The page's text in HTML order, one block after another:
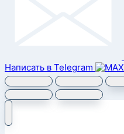
Написать в Telegram